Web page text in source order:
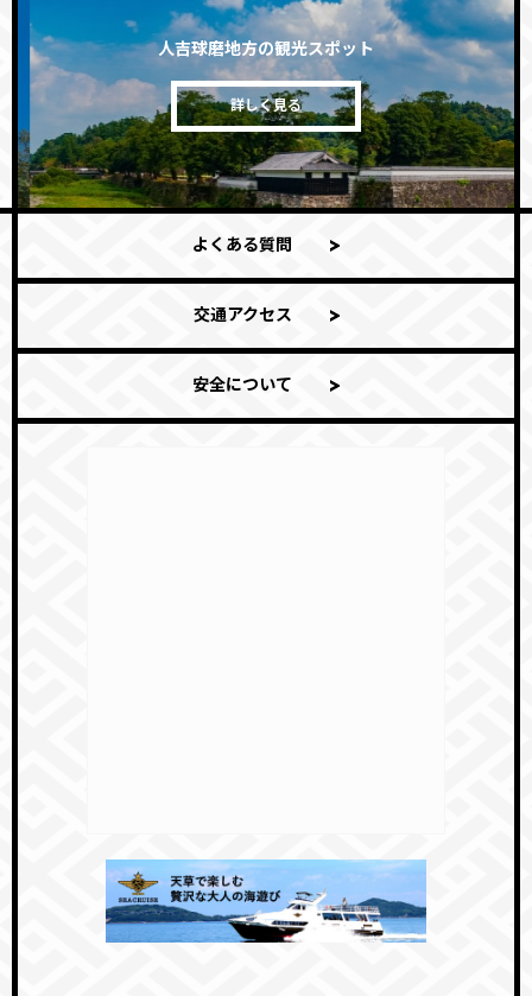
人吉球磨地方の観光スポット
詳しく見る
よくある質問
交通アクセス
安全について